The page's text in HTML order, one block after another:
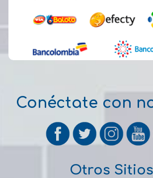
Conéctate con
Otros Sitios